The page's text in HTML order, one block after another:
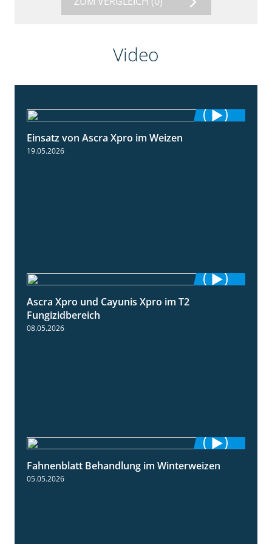
Video
Einsatz von Ascra Xpro im Weizen
19.05.2026
Ascra Xpro und Cayunis Xpro im T2
Fungizidbereich
08.05.2026
0:53
Fahnenblatt Behandlung im Winterweizen
05.05.2026